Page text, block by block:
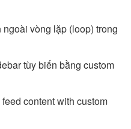
vòng lặp (loop) trong
tùy biến bằng custom
content with custom